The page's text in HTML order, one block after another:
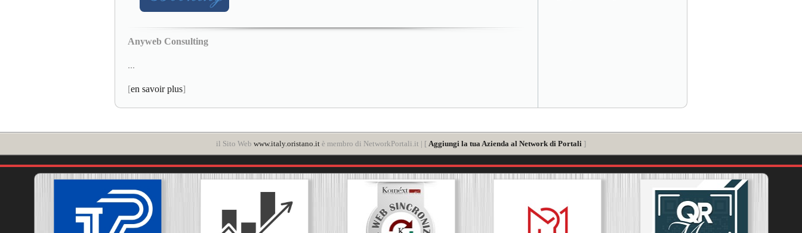
Anyweb Consulting
...
[en savoir plus]
il Sito Web www.italy.oristano.it è membro di NetworkPortali.it | [ Aggiungi la tua Azienda al Network di Portali ]